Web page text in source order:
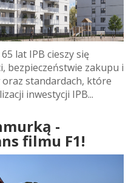
lat IPB cieszy się
bezpieczeństwie zakupu i
standardach, które
inwestycji IPB...
-
filmu F1!